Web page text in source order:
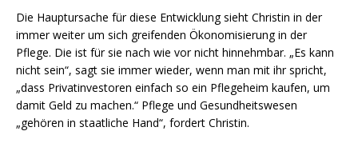
Die Hauptursache für diese Entwicklung sieht Christin in der
immer weiter um sich greifenden Ökonomisierung in der
Pflege. Die ist für sie nach wie vor nicht hinnehmbar. „Es kann
nicht sein“, sagt sie immer wieder, wenn man mit ihr spricht,
„dass Privatinvestoren einfach so ein Pflegeheim kaufen, um
damit Geld zu machen.“ Pflege und Gesundheitswesen
„gehören in staatliche Hand“, fordert Christin.